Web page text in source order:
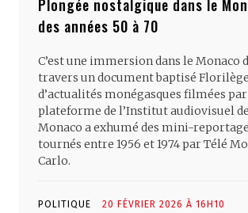
Plongée nostalgique dans le
des années 50 à 70
C’est une immersion dans le Monaco
travers un document baptisé Florilège
d’actualités monégasques filmées par
plateforme de l’Institut audiovisuel de
Monaco a exhumé des mini-
tournés entre 1956 et 1974 par Télé
Carlo.
POLITIQUE 20 FÉVRIER 2026 À 16H10